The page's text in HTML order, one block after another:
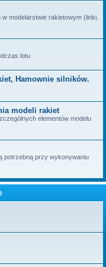
modelarstwie rakietowym (linki,
lotu
Hamownie silników.
modeli rakiet
elementów modelu
potrzebną przy wykonywaniu